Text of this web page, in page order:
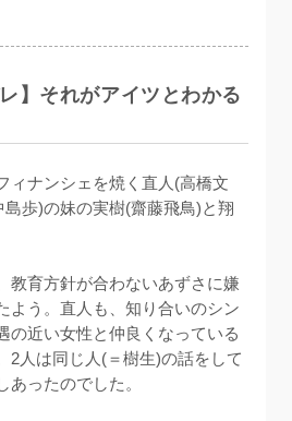
】それがアイツとわかる
ィナンシェを焼く直人(高橋文
歩)の妹の実樹(齋藤飛鳥)と翔
教育方針が合わないあずさに嫌
よう。直人も、知り合いのシン
の近い女性と仲良くなっている
2人は同じ人(＝樹生)の話をして
あったのでした。